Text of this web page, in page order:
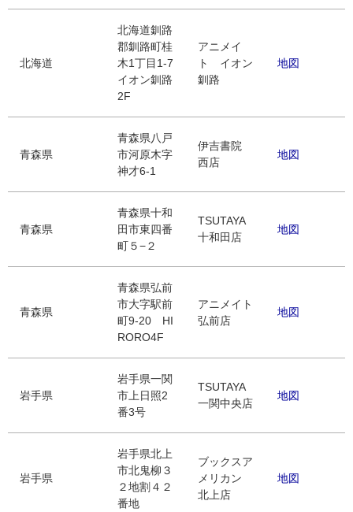
北海道
北海道釧路
郡釧路町桂
木1丁目1-7
イオン釧路
2F
アニメイ
ト イオン
釧路
地図
青森県
青森県八戸
市河原木字
神才6-1
伊吉書院
西店
地図
青森県
青森県十和
田市東四番
町５−２
TSUTAYA
十和田店
地図
青森県
青森県弘前
市大字駅前
町9-20 HI
RORO4F
アニメイト
弘前店
地図
岩手県
岩手県一関
市上日照2
番3号
TSUTAYA
一関中央店
地図
岩手県
岩手県北上
市北鬼柳３
２地割４２
番地
ブックスア
メリカン
北上店
地図